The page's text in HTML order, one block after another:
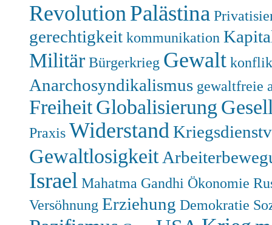
RevolutionPalästina
gerechtigkeit kommunikation
Militär Bürgerkrieg Gewalt
Anarchosyndikalismus gewaltfreie
FreiheitGlobalisierung
Praxis Widerstand
Gewaltlosigkeit
Israel Mahatma Gandhi Ökonomie
Versöhnung Erziehung Demokratie